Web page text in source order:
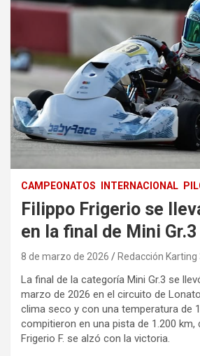
CAMPEONATOS INTERNACIONAL
Filippo Frigerio se
en la final de Mini
8 de marzo de 2026 Redacción Karting
La final de la categoría Mini Gr.3 se
marzo de 2026 en el circuito de
clima seco y con una temperatura de
compitieron en una pista de 1.200 km,
Frigerio F. se alzó con la victoria.